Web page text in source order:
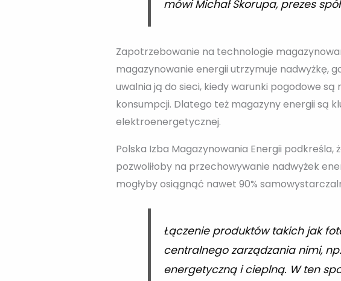
mówi Michał Skorupa, prezes
Zapotrzebowanie na technologie
magazynowanie energii utrzymuje nadwyżkę,
uwalnia ją do sieci, kiedy warunki pogodowe
konsumpcji. Dlatego też magazyny energii są
elektroenergetycznej.
Polska Izba Magazynowania Energii
pozwoliłoby na przechowywanie nadwyżek
mogłyby osiągnąć nawet 90%
Łączenie produktów takich jak
centralnego zarządzania nimi,
energetyczną i cieplną. W ten